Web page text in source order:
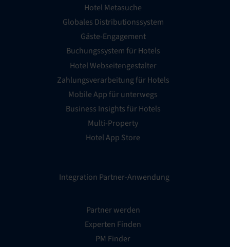
Hotel Metasuche
Globales Distributionssystem
Gäste-Engagement
Buchungssystem für Hotels
Hotel Webseitengestalter
Zahlungsverarbeitung für Hotels
Mobile App für unterwegs
Business Insights für Hotels
Multi-Property
Hotel App Store
Integration Partner-Anwendung
Partner werden
Experten Finden
PM Finder